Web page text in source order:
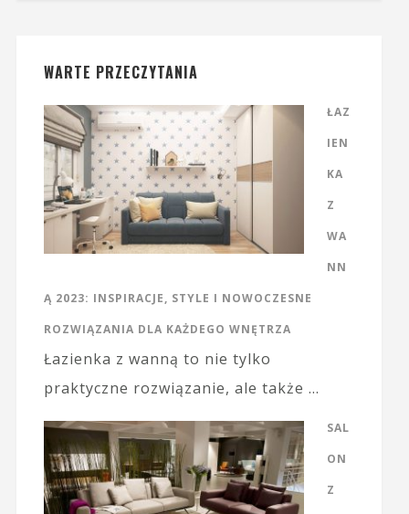
WARTE PRZECZYTANIA
ŁAZ
IEN
KA
Z
WA
NN
Ą 2023: INSPIRACJE, STYLE I NOWOCZESNE
ROZWIĄZANIA DLA KAŻDEGO WNĘTRZA
Łazienka z wanną to nie tylko
praktyczne rozwiązanie, ale także …
SAL
ON
Z